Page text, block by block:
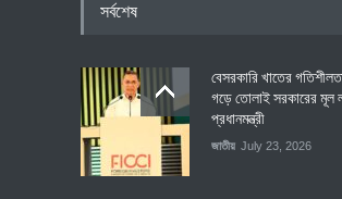
সর্বশেষ
বেসরকারি খাতের
গড়ে তোলাই সরকারের মূল
প্রধানমন্ত্রী
জাতীয় July 23, 2026